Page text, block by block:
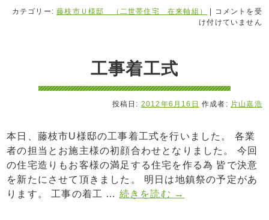
カテゴリー: 藤枝市Ｕ様邸 （二世帯住宅 在来軸組）
コメントを受
け付けていません
工事着工式
投稿日: 2012年6月16日 作成者: 片山嘉浩
本日、藤枝市U様邸の工事着工式を行いました。 各業
者の担当とお施主様の初顔合わせとなりました。 今回
の住宅造りもお客様の満足する住宅を作る為 皆で決意
を新たにさせて頂きました。 明日は地鎮祭の予定があ
ります。 工事の着工 … 続きを読む →